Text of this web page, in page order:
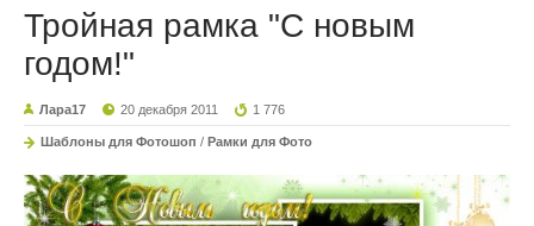
Тройная рамка "С новым
годом!"
Лара17 20 декабря 2011 1 776
Шаблоны для Фотошоп / Рамки для Фото